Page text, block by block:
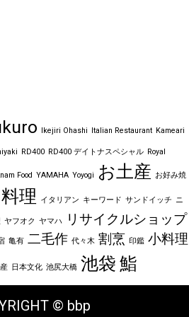
Ikejiri Ohashi Italian Restaurant Kameari
RD400 RD400 デイトナスペシャル Royal
Food YAMAHA Yoyogi お土産 お好み焼
理 イタリアン キーワード サンドイッチ ニ
ヤフオク ヤマハ リサイクルショップ
亀有 二毛作 代々木 割烹 印鑑 小料理
日本文化 池尻大橋 池袋 鮨
© bbp